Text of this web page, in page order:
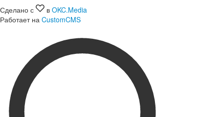
Сделано с
в OKC.Media
Работает на CustomCMS